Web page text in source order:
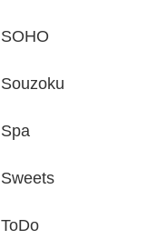
SOHO
Souzoku
Spa
Sweets
ToDo